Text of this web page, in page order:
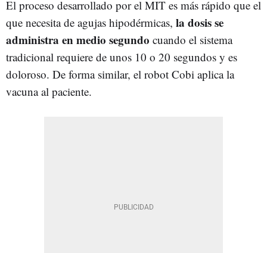
El proceso desarrollado por el MIT es más rápido que el
que necesita de agujas hipodérmicas, la dosis se
administra en medio segundo cuando el sistema
tradicional requiere de unos 10 o 20 segundos y es
doloroso. De forma similar, el robot Cobi aplica la
vacuna al paciente.